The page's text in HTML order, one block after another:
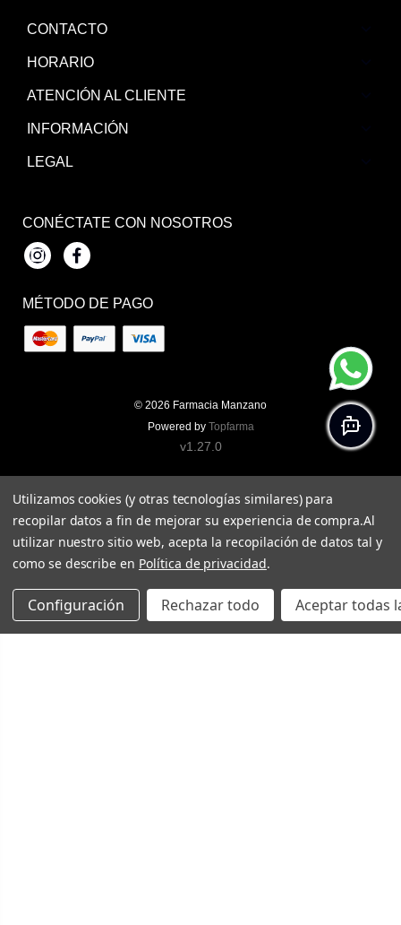
CONTACTO
HORARIO
ATENCIÓN AL CLIENTE
INFORMACIÓN
LEGAL
CONÉCTATE CON NOSOTROS
InstagramFacebook
MÉTODO DE PAGO
© 2026 Farmacia Manzano
Powered by Topfarma
v1.27.0
Utilizamos cookies (y otras tecnologías similares) para
recopilar datos a fin de mejorar su experiencia de compra.Al
utilizar nuestro sitio web, acepta la recopilación de datos tal y
como se describe en Política de privacidad.
Configuración Rechazar todo Aceptar todas